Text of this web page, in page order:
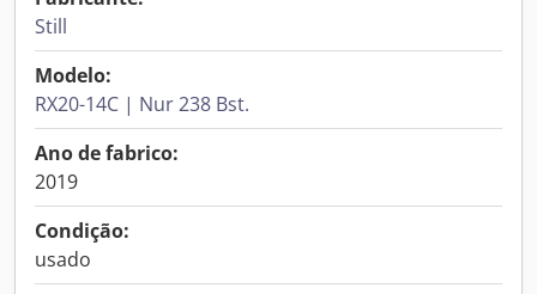
Still
Modelo:
RX20-14C | Nur 238 Bst.
Ano de fabrico:
2019
Condição:
usado